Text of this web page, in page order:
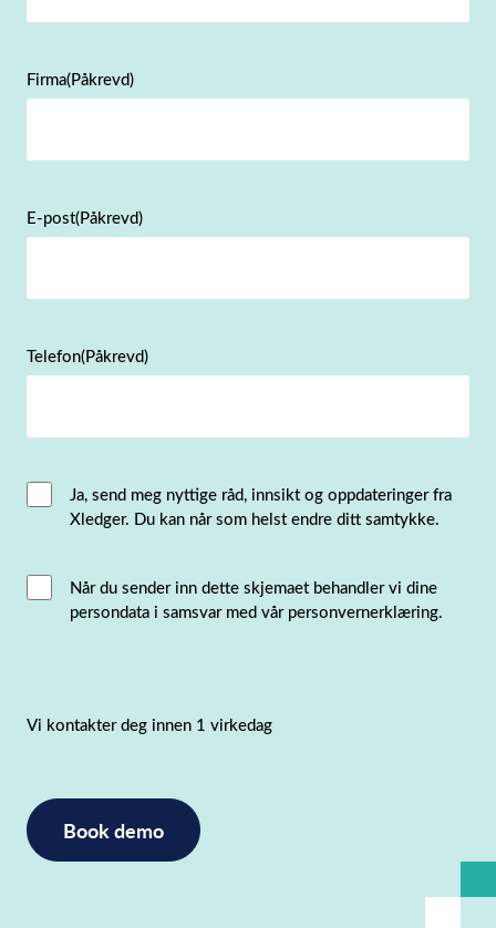
Firma(Påkrevd)
E-post(Påkrevd)
Telefon(Påkrevd)
Email
Consent
Ja, send meg nyttige råd, innsikt og oppdateringer fra
Xledger. Du kan når som helst endre ditt samtykke.
Interacted
Når du sender inn dette skjemaet behandler vi dine
persondata i samsvar med vår personvernerklæring.
Vi kontakter deg innen 1 virkedag